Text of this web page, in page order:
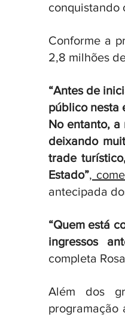
conquistando
Conforme a
2,8 milhões
“Antes de
público nesta
No entanto, a
deixando
trade
Estado”,
antecipada
“Quem está
ingressos
completa
Além dos
programação